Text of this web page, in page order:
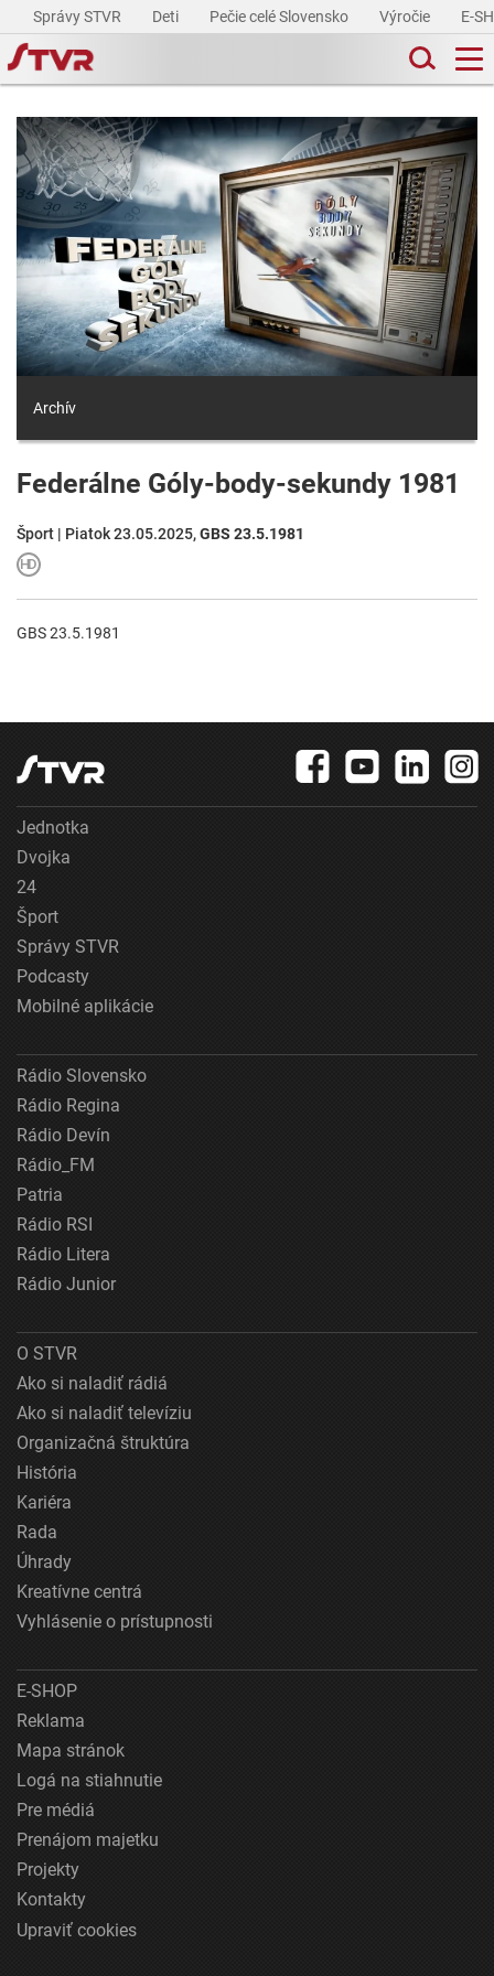
Správy STVR Deti Pečie celé Slovensko Výročie E-
Archív
Federálne Góly-body-sekundy 1981
Šport | Piatok 23.05.2025,GBS 23.5.1981
GBS 23.5.1981
Jednotka
Dvojka
24
Šport
Správy STVR
Podcasty
Mobilné aplikácie
Rádio Slovensko
Rádio Regina
Rádio Devín
Rádio_FM
Patria
Rádio RSI
Rádio Litera
Rádio Junior
O STVR
Ako si naladiť rádiá
Ako si naladiť televíziu
Organizačná štruktúra
História
Kariéra
Rada
Úhrady
Kreatívne centrá
Vyhlásenie o prístupnosti
E-SHOP
Reklama
Mapa stránok
Logá na stiahnutie
Pre médiá
Prenájom majetku
Projekty
Kontakty
Upraviť cookies